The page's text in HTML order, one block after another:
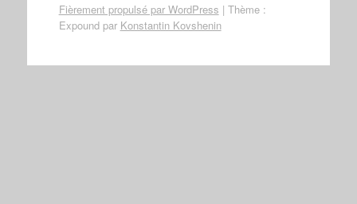
Fièrement propulsé par WordPress | Thème :
Expound par Konstantin Kovshenin